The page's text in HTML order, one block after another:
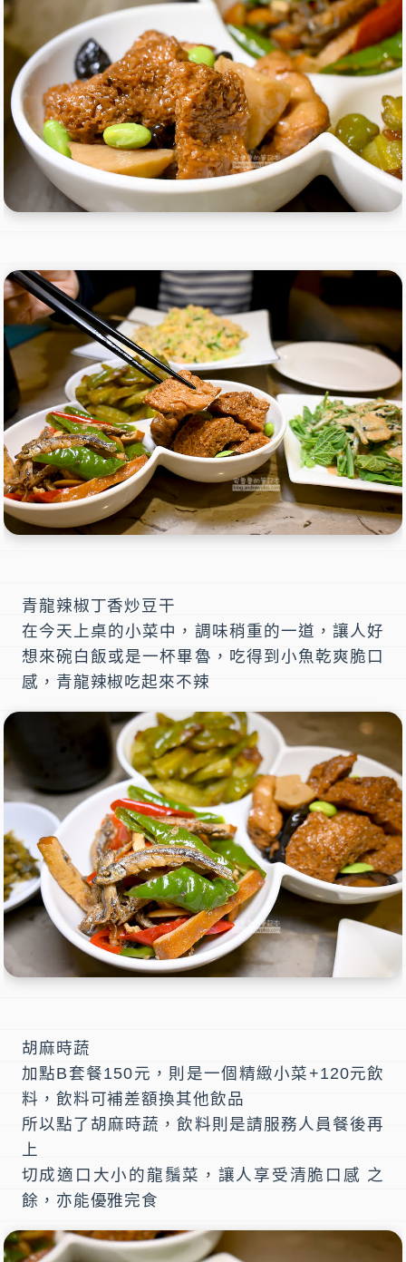
青龍辣椒丁香炒豆干
在今天上桌的小菜中，調味稍重的一道，讓人好
想來碗白飯或是一杯畢魯，吃得到小魚乾爽脆口
感，青龍辣椒吃起來不辣
胡麻時蔬
加點B套餐150元，則是一個精緻小菜+120元飲
料，飲料可補差額換其他飲品
所以點了胡麻時蔬，飲料則是請服務人員餐後再
上
切成適口大小的龍鬚菜，讓人享受清脆口感 之
餘，亦能優雅完食